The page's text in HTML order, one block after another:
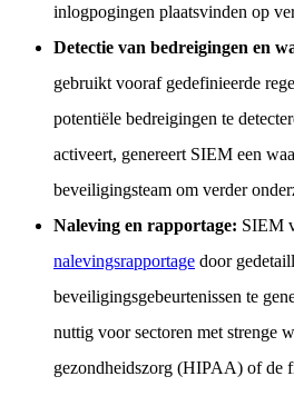
inlogpogingen plaatsvinden op
Detectie van bedreigingen en
gebruikt vooraf gedefinieerde
potentiële bedreigingen te
activeert, genereert SIEM een
beveiligingsteam om verder
Naleving en rapportage: SIEM
nalevingsrapportage door
beveiligingsgebeurtenissen te
nuttig voor sectoren met strenge
gezondheidszorg (HIPAA) of de